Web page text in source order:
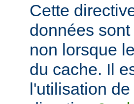
Cette
données
non lorsque
du cache. Il
l'utilisation